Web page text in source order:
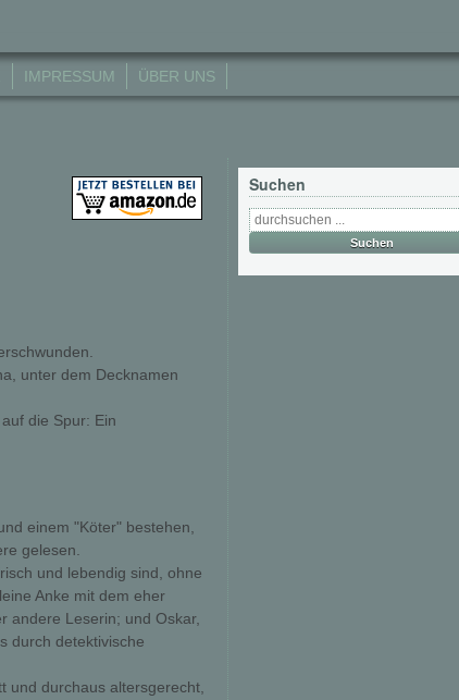
IMPRESSUM ÜBER UNS
unter dem Decknamen
die Spur: Ein
einem "Köter" bestehen,
gelesen.
und lebendig sind, ohne
Anke mit dem eher
andere Leserin; und Oskar,
durch detektivische
und durchaus altersgerecht,
Suchen